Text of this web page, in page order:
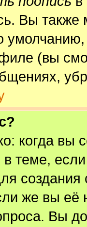
Вы также
(вы
когда вы
теме,
же вы её
Вы